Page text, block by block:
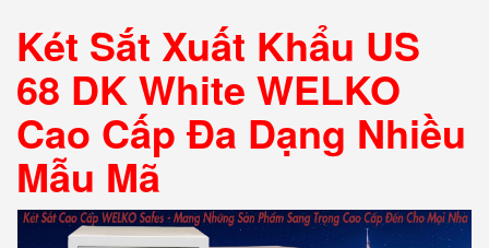
Két Sắt Xuất Khẩu US
68 DK White WELKO
Cao Cấp Đa Dạng Nhiều
Mẫu Mã